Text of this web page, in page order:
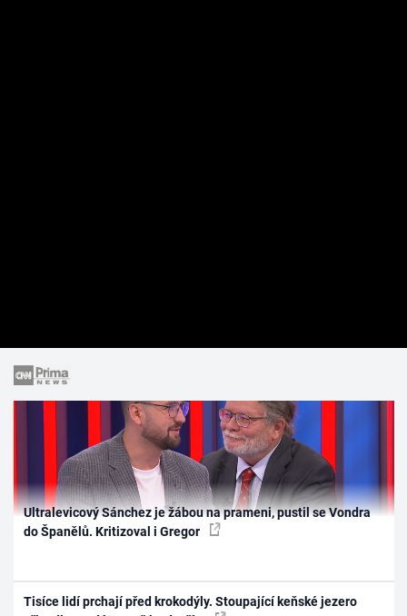
Ultralevicový Sánchez je žábou na prameni, pustil se Vondra
do Španělů. Kritizoval i Gregor
Tisíce lidí prchají před krokodýly. Stoupající keňské jezero